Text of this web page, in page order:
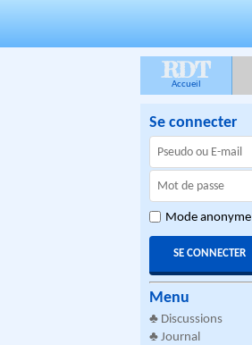
RDT
Accueil
Se connecter
Mode anonyme
Menu
♣ Discussions
♣ Journal